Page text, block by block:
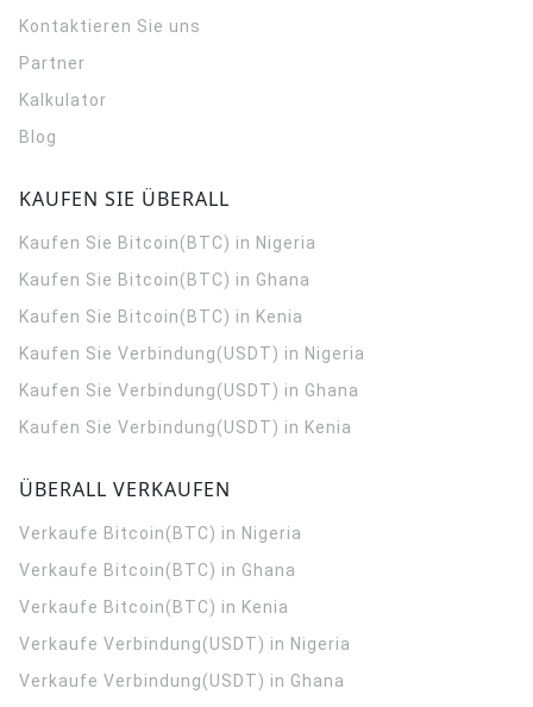
Kontaktieren Sie uns
Partner
Kalkulator
Blog
KAUFEN SIE ÜBERALL
Kaufen Sie Bitcoin(BTC) in Nigeria
Kaufen Sie Bitcoin(BTC) in Ghana
Kaufen Sie Bitcoin(BTC) in Kenia
Kaufen Sie Verbindung(USDT) in Nigeria
Kaufen Sie Verbindung(USDT) in Ghana
Kaufen Sie Verbindung(USDT) in Kenia
ÜBERALL VERKAUFEN
Verkaufe Bitcoin(BTC) in Nigeria
Verkaufe Bitcoin(BTC) in Ghana
Verkaufe Bitcoin(BTC) in Kenia
Verkaufe Verbindung(USDT) in Nigeria
Verkaufe Verbindung(USDT) in Ghana